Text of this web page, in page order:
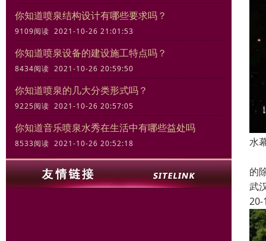
你知道喷泉结构设计有哪些要求吗？
9109阅读 2021-10-26 21:01:53
你知道喷泉设备的建设施工特点吗？
8434阅读 2021-10-26 20:59:50
你知道喷泉的几大分类形式吗？
9225阅读 2021-10-26 20:57:05
你知道音乐喷泉水秀在生活中有哪些益处吗
8533阅读 2021-10-26 20:52:18
水
的
武
20-